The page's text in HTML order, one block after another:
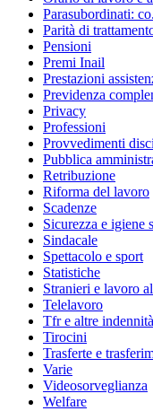
Parasubordinati:
Parità di
Pensioni
Premi Inail
Prestazioni
Previdenza
Privacy
Professioni
Provvedimenti
Pubblica
Retribuzione
Riforma del lavoro
Scadenze
Sicurezza e igiene
Sindacale
Spettacolo e sport
Statistiche
Stranieri e lavoro
Telelavoro
Tfr e altre
Tirocini
Trasferte e
Varie
Videosorveglianza
Welfare